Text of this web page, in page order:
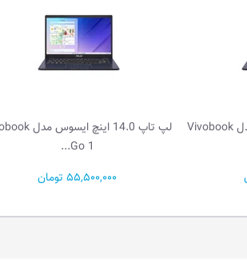
لپ تاپ 14.0 اینچ ایسوس مدل Vivobook
55,500,000 تومان
281,400,000 تومان